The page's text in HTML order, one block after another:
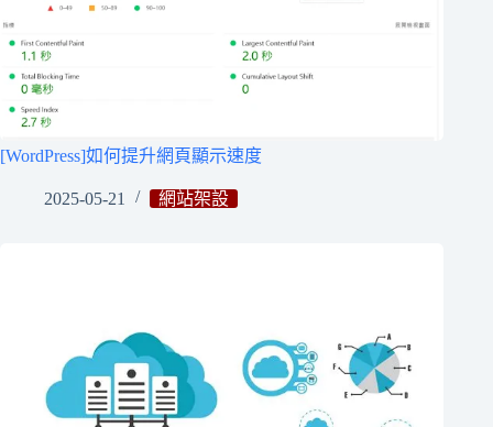
[WordPress]如何提升網頁顯示速度
2025-05-21 網站架設